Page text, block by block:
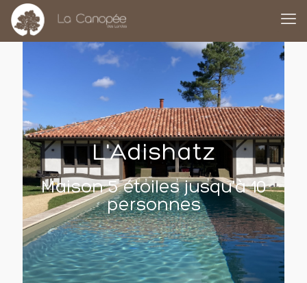
L'Adishatz
Maison 5 étoiles jusqu'à 10
personnes